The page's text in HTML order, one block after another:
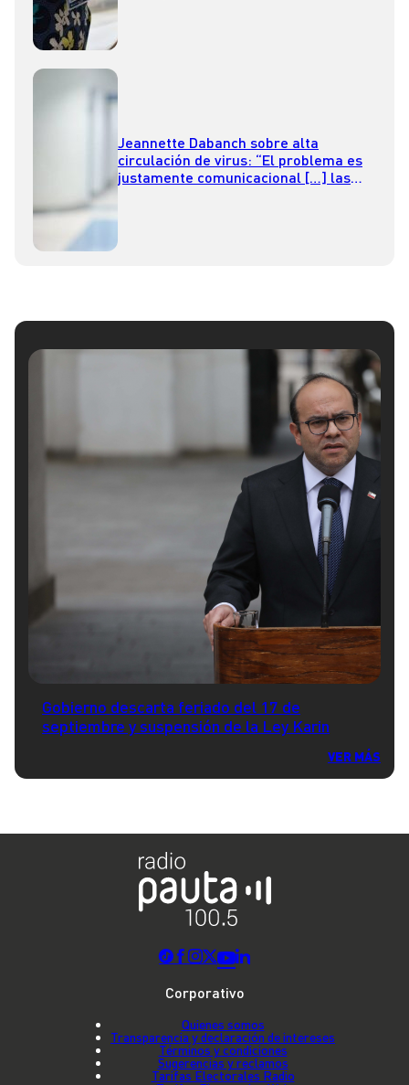
Jeannette Dabanch sobre alta
circulación de virus: “El problema es
justamente comunicacional […] las
Gobierno descarta feriado del 17 de
septiembre y suspensión de la Ley Karin
VER MÁS
Corporativo
Quienes somos
Transparencia y declaración de intereses
Términos y condiciones
Sugerencias y reclamos
Tarifas Electorales Radio